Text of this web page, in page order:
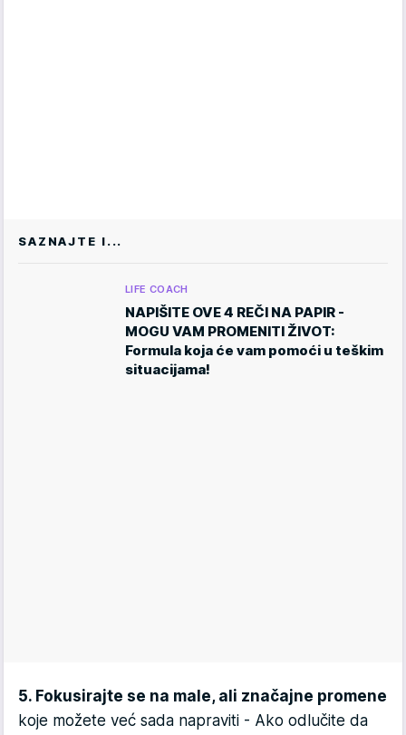
SAZNAJTE I...
LIFE COACH
NAPIŠITE OVE 4 REČI NA PAPIR -
MOGU VAM PROMENITI ŽIVOT:
Formula koja će vam pomoći u teškim
situacijama!
5. Fokusirajte se na male, ali značajne promene
koje možete već sada napraviti - Ako odlučite da